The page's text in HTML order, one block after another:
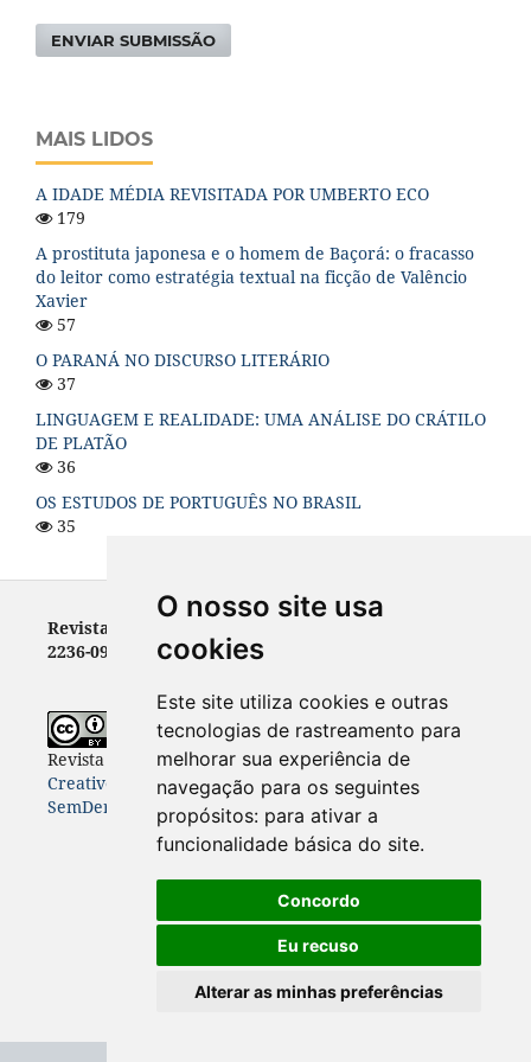
O nosso site usa
cookies
Este site utiliza cookies e outras
tecnologias de rastreamento para
melhorar sua experiência de
navegação para os seguintes
propósitos: para ativar a
funcionalidade básica do site.
Concordo
Eu recuso
Alterar as minhas preferências
ENVIAR SUBMISSÃO
MAIS LIDOS
A IDADE MÉDIA REVISITADA POR UMBERTO ECO
179
A prostituta japonesa e o homem de Baçorá: o fracasso
do leitor como estratégia textual na ficção de Valêncio
Xavier
57
O PARANÁ NO DISCURSO LITERÁRIO
37
LINGUAGEM E REALIDADE: UMA ANÁLISE DO CRÁTILO
DE PLATÃO
36
OS ESTUDOS DE PORTUGUÊS NO BRASIL
35
Revista Letras - ISSN 0100-0888 (versão impressa) e
2236-0999 (versão eletrônica)
Revista Letrasestá licenciada com uma Licença
Creative Commons Atribuição-NãoComercial-
SemDerivações 4.0 Internacional .